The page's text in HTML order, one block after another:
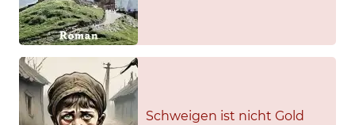
Schweigen ist nicht Gold